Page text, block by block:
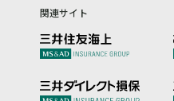
関連サイト